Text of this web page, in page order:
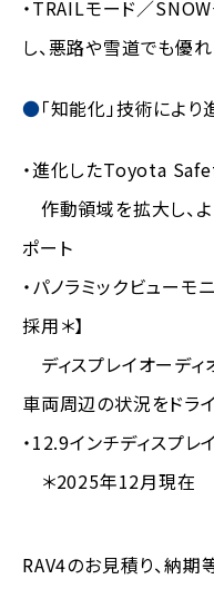
・TRAILモード／
し、悪路や雪道でも優
「知能化」技術によ
・進化したToyota
作動領域を拡大し、
ポート
・パノラミックビュー
採用＊】
ディスプレイオーディ
車両周辺の状況をドラ
・12.9インチディスプレ
＊2025年12月現在
RAV4のお見積り、納期